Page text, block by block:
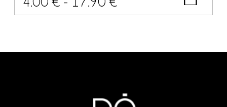
precios:
4.00 €